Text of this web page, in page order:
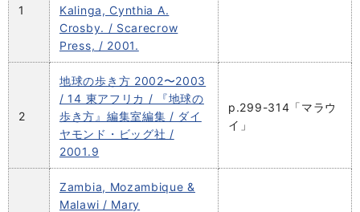
1
Kalinga, Cynthia A.
Crosby. / Scarecrow
Press, / 2001.
2
地球の歩き方 2002〜2003
/ 14 東アフリカ / 『地球の
歩き方』編集室編集 / ダイ
ヤモンド・ビッグ社 /
2001.9
p.299-314「マラウ
イ」
Zambia, Mozambique &
Malawi / Mary